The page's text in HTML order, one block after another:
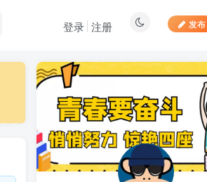
发布
登录 注册
最新文章
1 居家拍视频 苹
集项目 第一人称视
作视频采集 一天收
元起昨天
2 向日葵拉新接
个号码可撸120+，